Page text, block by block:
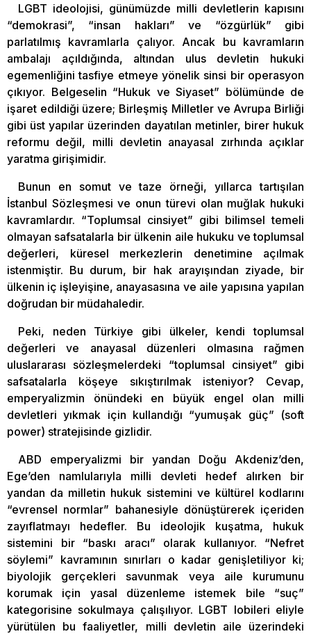
LGBT ideolojisi, günümüzde milli devletlerin kapısını
“demokrasi”, “insan hakları” ve “özgürlük” gibi
parlatılmış kavramlarla çalıyor. Ancak bu kavramların
ambalajı açıldığında, altından ulus devletin hukuki
egemenliğini tasfiye etmeye yönelik sinsi bir operasyon
çıkıyor. Belgeselin “Hukuk ve Siyaset” bölümünde de
işaret edildiği üzere; Birleşmiş Milletler ve Avrupa Birliği
gibi üst yapılar üzerinden dayatılan metinler, birer hukuk
reformu değil, milli devletin anayasal zırhında açıklar
yaratma girişimidir.
Bunun en somut ve taze örneği, yıllarca tartışılan
İstanbul Sözleşmesi ve onun türevi olan muğlak hukuki
kavramlardır. “Toplumsal cinsiyet” gibi bilimsel temeli
olmayan safsatalarla bir ülkenin aile hukuku ve toplumsal
değerleri, küresel merkezlerin denetimine açılmak
istenmiştir. Bu durum, bir hak arayışından ziyade, bir
ülkenin iç işleyişine, anayasasına ve aile yapısına yapılan
doğrudan bir müdahaledir.
Peki, neden Türkiye gibi ülkeler, kendi toplumsal
değerleri ve anayasal düzenleri olmasına rağmen
uluslararası sözleşmelerdeki “toplumsal cinsiyet” gibi
safsatalarla köşeye sıkıştırılmak isteniyor? Cevap,
emperyalizmin önündeki en büyük engel olan milli
devletleri yıkmak için kullandığı “yumuşak güç” (soft
power) stratejisinde gizlidir.
ABD emperyalizmi bir yandan Doğu Akdeniz’den,
Ege’den namlularıyla milli devleti hedef alırken bir
yandan da milletin hukuk sistemini ve kültürel kodlarını
“evrensel normlar” bahanesiyle dönüştürerek içeriden
zayıflatmayı hedefler. Bu ideolojik kuşatma, hukuk
sistemini bir “baskı aracı” olarak kullanıyor. “Nefret
söylemi” kavramının sınırları o kadar genişletiliyor ki;
biyolojik gerçekleri savunmak veya aile kurumunu
korumak için yasal düzenleme istemek bile “suç”
kategorisine sokulmaya çalışılıyor. LGBT lobileri eliyle
yürütülen bu faaliyetler, milli devletin aile üzerindeki